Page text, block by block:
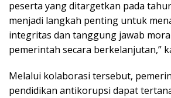
peserta yang ditargetkan pada
menjadi langkah penting untuk
integritas dan tanggung jawab
pemerintah secara berkelanjutan,”
Melalui kolaborasi tersebut,
pendidikan antikorupsi dapat